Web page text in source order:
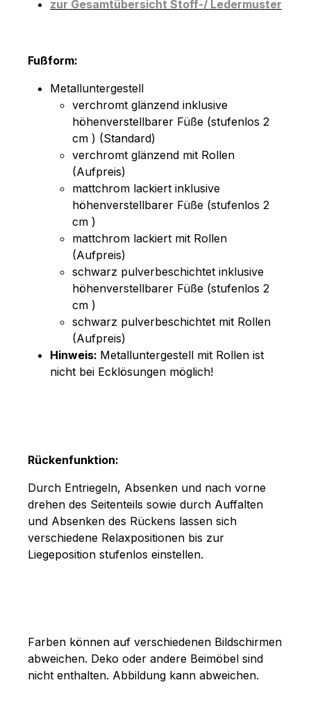
zur Gesamtübersicht Stoff-/ Ledermuster
Fußform:
Metalluntergestell
verchromt glänzend inklusive
höhenverstellbarer Füße (stufenlos 2
cm ) (Standard)
verchromt glänzend mit Rollen
(Aufpreis)
mattchrom lackiert inklusive
höhenverstellbarer Füße (stufenlos 2
cm )
mattchrom lackiert mit Rollen
(Aufpreis)
schwarz pulverbeschichtet inklusive
höhenverstellbarer Füße (stufenlos 2
cm )
schwarz pulverbeschichtet mit Rollen
(Aufpreis)
Hinweis: Metalluntergestell mit Rollen ist
nicht bei Ecklösungen möglich!
Rückenfunktion:
Durch Entriegeln, Absenken und nach vorne
drehen des Seitenteils sowie durch Auffalten
und Absenken des Rückens lassen sich
verschiedene Relaxpositionen bis zur
Liegeposition stufenlos einstellen.
Farben können auf verschiedenen Bildschirmen
abweichen. Deko oder andere Beimöbel sind
nicht enthalten. Abbildung kann abweichen.